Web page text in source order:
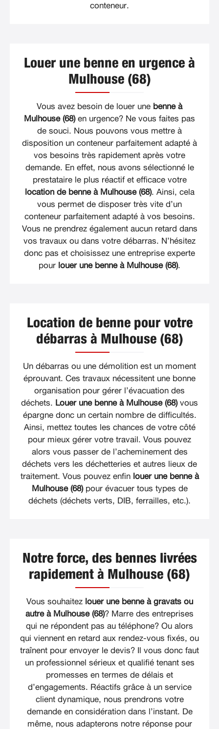
conteneur.
Louer une benne en urgence à
Mulhouse (68)
Vous avez besoin de louer une benne à
Mulhouse (68)en urgence? Ne vous faites pas
de souci. Nous pouvons vous mettre à
disposition un conteneur parfaitement adapté à
vos besoins très rapidement après votre
demande. En effet, nous avons sélectionné le
prestataire le plus réactif et efficace votre
location de benne à Mulhouse (68). Ainsi, cela
vous permet de disposer très vite d’un
conteneur parfaitement adapté à vos besoins.
Vous ne prendrez également aucun retard dans
vos travaux ou dans votre débarras. N’hésitez
donc pas et choisissez une entreprise experte
pour louer une benne à Mulhouse (68).
Location de benne pour votre
débarras à Mulhouse (68)
Un débarras ou une démolition est un moment
éprouvant. Ces travaux nécessitent une bonne
organisation pour gérer l’évacuation des
déchets. Louer une benne à Mulhouse (68)vous
épargne donc un certain nombre de difficultés.
Ainsi, mettez toutes les chances de votre côté
pour mieux gérer votre travail. Vous pouvez
alors vous passer de l’acheminement des
déchets vers les déchetteries et autres lieux de
traitement. Vous pouvez enfin louer une benne à
Mulhouse (68)pour évacuer tous types de
déchets (déchets verts, DIB, ferrailles, etc.).
Notre force, des bennes livrées
rapidement à Mulhouse (68)
Vous souhaitez louer une benne à gravats ou
autre à Mulhouse (68)? Marre des entreprises
qui ne répondent pas au téléphone? Ou alors
qui viennent en retard aux rendez-vous fixés, ou
traînent pour envoyer le devis? Il vous donc faut
un professionnel sérieux et qualifié tenant ses
promesses en termes de délais et
d’engagements. Réactifs grâce à un service
client dynamique, nous prendrons votre
demande en considération dans l’instant. De
même, nous adapterons notre réponse pour